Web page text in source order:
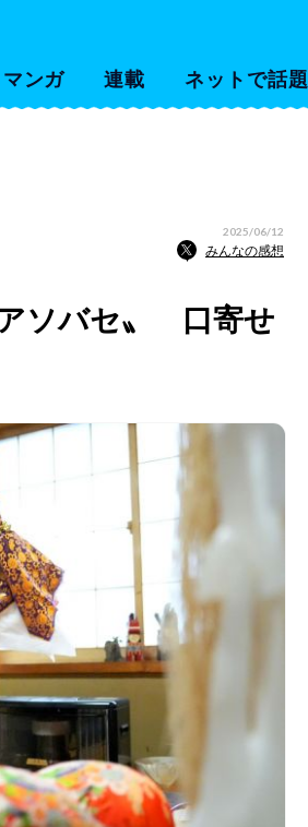
マンガ 連載 ネットで話題
2025/06/12
みんなの感想
ソバセ〟 口寄せ